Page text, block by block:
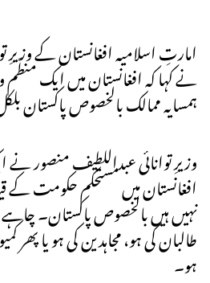
امارتِ اسلامیہ افغانستان کے وزیرِ
نے کہا کہ افغانستان میں ایک
ہمسایہ ممالک بالخصوص پاکستان
وزیرِ توانائی عبداللطیف منصور نے
افغانستان میں مستحکم حکومت کے
نہیں ہیں بالخصوص پاکستان۔
طالبان کی ہو، مجاہدین کی ہو یا پھر
ہو۔